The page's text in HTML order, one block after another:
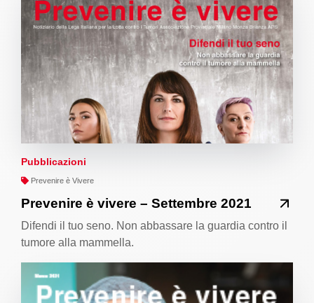
Pubblicazioni
Prevenire è Vivere
Prevenire è vivere – Settembre 2021
Difendi il tuo seno. Non abbassare la guardia contro il
tumore alla mammella.